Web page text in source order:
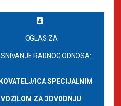
OGLAS ZA
RADNOG ODNOSA:
ICA SPECIJALNIM
VOZILOM ZA ODVODNJU